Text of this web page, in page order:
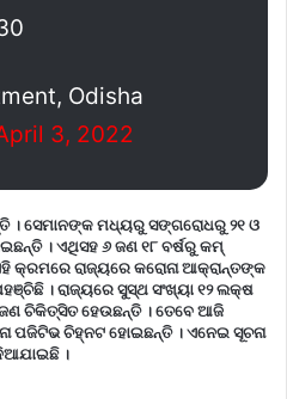
Odisha
3, 2022
ସେମାନଙ୍କ ମଧ୍ୟରୁ ସଙ୍ଗରୋଧରୁ ୨୧ ଓ
। ଏଥିସହ ୬ ଜଣ ୧୮ ବର୍ଷରୁ କମ୍
କ୍ରମରେ ରାଜ୍ୟରେ କରୋନା ଆକ୍ରାନ୍ତଙ୍କ
। ରାଜ୍ୟରେ ସୁସ୍ଥ ସଂଖ୍ୟା ୧୨ ଲକ୍ଷ
ଚିକିତ୍ସିତ ହେଉଛନ୍ତି । ତେବେ ଆଜି
ପଜିଟିଭ ଚିହ୍ନଟ ହୋଇଛନ୍ତି । ଏନେଇ ସୂଚନା
।